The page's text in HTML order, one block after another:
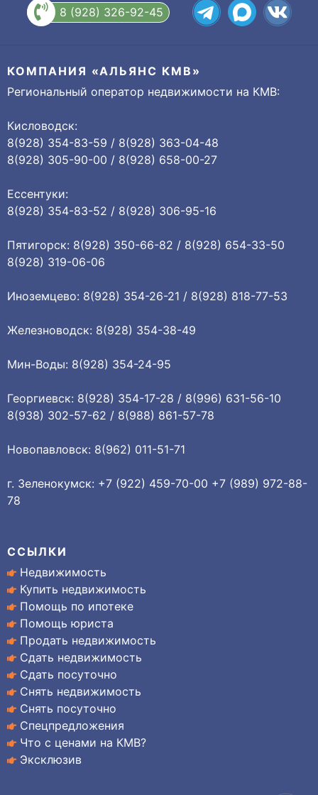
8 (928) 326-92-45
КОМПАНИЯ «АЛЬЯНС КМВ»
Региональный оператор недвижимости на КМВ:
Кисловодск:
8(928) 354-83-59 / 8(928) 363-04-48
8(928) 305-90-00 / 8(928) 658-00-27
Ессентуки:
8(928) 354-83-52 / 8(928) 306-95-16
Пятигорск: 8(928) 350-66-82 / 8(928) 654-33-50
8(928) 319-06-06
Иноземцево: 8(928) 354-26-21 / 8(928) 818-77-53
Железноводск: 8(928) 354-38-49
Мин-Воды: 8(928) 354-24-95
Георгиевск: 8(928) 354-17-28 / 8(996) 631-56-10
8(938) 302-57-62 / 8(988) 861-57-78
Новопавловск: 8(962) 011-51-71
г. Зеленокумск: +7 (922) 459-70-00 +7 (989) 972-88-
78
ССЫЛКИ
Недвижимость
Купить недвижимость
Помощь по ипотеке
Помощь юриста
Продать недвижимость
Сдать недвижимость
Сдать посуточно
Снять недвижимость
Снять посуточно
Спецпредложения
Что с ценами на КМВ?
Эксклюзив